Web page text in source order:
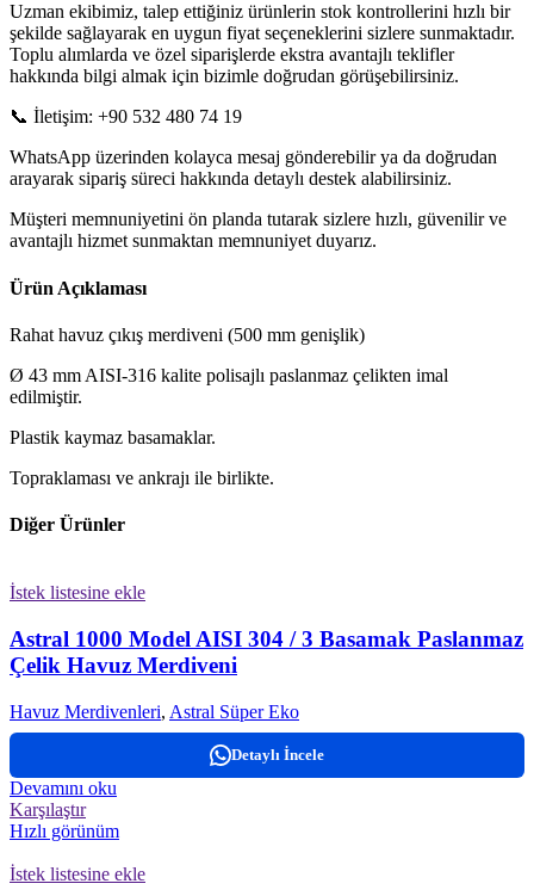
Uzman ekibimiz, talep ettiğiniz ürünlerin stok kontrollerini hızlı bir
şekilde sağlayarak en uygun fiyat seçeneklerini sizlere sunmaktadır.
Toplu alımlarda ve özel siparişlerde ekstra avantajlı teklifler
hakkında bilgi almak için bizimle doğrudan görüşebilirsiniz.
📞 İletişim: +90 532 480 74 19
WhatsApp üzerinden kolayca mesaj gönderebilir ya da doğrudan
arayarak sipariş süreci hakkında detaylı destek alabilirsiniz.
Müşteri memnuniyetini ön planda tutarak sizlere hızlı, güvenilir ve
avantajlı hizmet sunmaktan memnuniyet duyarız.
Ürün Açıklaması
Rahat havuz çıkış merdiveni (500 mm genişlik)
Ø 43 mm AISI-316 kalite polisajlı paslanmaz çelikten imal
edilmiştir.
Plastik kaymaz basamaklar.
Topraklaması ve ankrajı ile birlikte.
Diğer Ürünler
İstek listesine ekle
Astral 1000 Model AISI 304 / 3 Basamak Paslanmaz
Çelik Havuz Merdiveni
Havuz Merdivenleri, Astral Süper Eko
Detaylı İncele
Devamını oku
Karşılaştır
Hızlı görünüm
İstek listesine ekle